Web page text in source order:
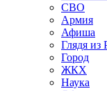
СВО
Армия
Афиша
Глядя из
Город
ЖКХ
Наука